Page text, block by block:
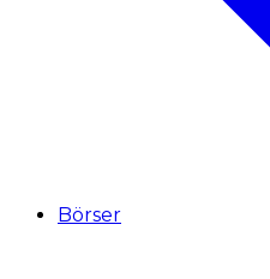
Börser